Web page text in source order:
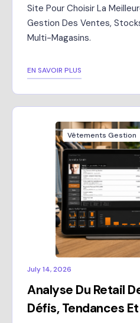
Site Pour Choisir La
Gestion Des Ventes,
Multi-Magasins.
EN SAVOIR PLUS
Vêtements Gestion
July 14, 2026
Analyse Du Retail
Défis, Tendances